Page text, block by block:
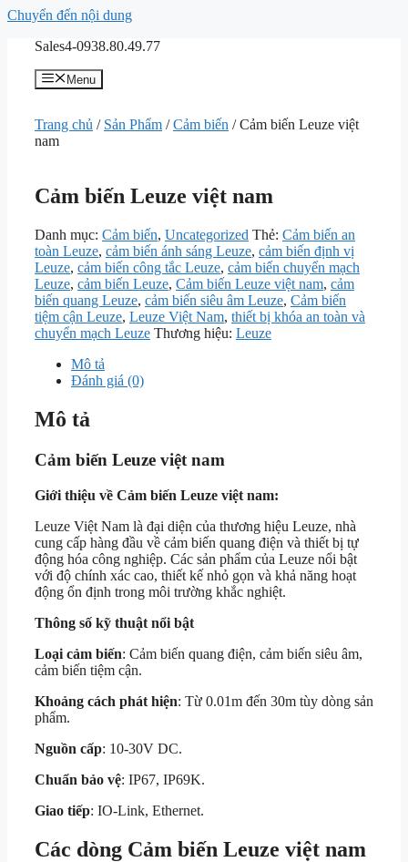
Chuyển đến nội dung
Sales4-0938.80.49.77
Menu
Trang chủ / Sản Phẩm /Cảm biến / Cảm biến Leuze việt
nam
Cảm biến Leuze việt nam
Danh mục: Cảm biến, Uncategorized Thẻ: Cảm biến an
toàn Leuze, cảm biến ánh sáng Leuze, cảm biến định vị
Leuze, cảm biến công tắc Leuze, cảm biến chuyển mạch
Leuze, cảm biến Leuze, Cảm biến Leuze việt nam, cảm
biến quang Leuze, cảm biến siêu âm Leuze, Cảm biến
tiệm cận Leuze, Leuze Việt Nam, thiết bị khóa an toàn và
chuyển mạch Leuze Thương hiệu: Leuze
Mô tả
Đánh giá (0)
Mô tả
Cảm biến Leuze việt nam
Giới thiệu về Cảm biến Leuze việt nam:
Leuze Việt Nam là đại diện của thương hiệu Leuze, nhà
cung cấp hàng đầu về cảm biến quang điện và thiết bị tự
động hóa công nghiệp. Các sản phẩm của Leuze nổi bật
với độ chính xác cao, thiết kế nhỏ gọn và khả năng hoạt
động ổn định trong môi trường khắc nghiệt.
Thông số kỹ thuật nổi bật
Loại cảm biến: Cảm biến quang điện, cảm biến siêu âm,
cảm biến tiệm cận.
Khoảng cách phát hiện: Từ 0.01m đến 30m tùy dòng sản
phẩm.
Nguồn cấp: 10-30V DC.
Chuẩn bảo vệ: IP67, IP69K.
Giao tiếp: IO-Link, Ethernet.
Các dòng Cảm biến Leuze việt nam